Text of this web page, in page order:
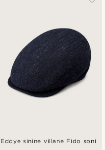
Eddye sinine villane Fido soni